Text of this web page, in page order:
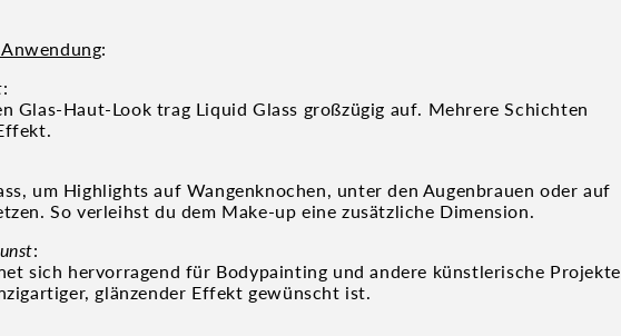
:
:
Glas-Haut-Look trag Liquid Glass großzügig auf. Mehrere Schichten
um Highlights auf Wangenknochen, unter den Augenbrauen oder auf
So verleihst du dem Make-up eine zusätzliche Dimension.
:
sich hervorragend für Bodypainting und andere künstlerische Projekte,
glänzender Effekt gewünscht ist.